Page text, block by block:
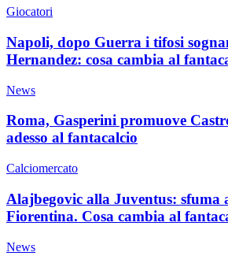
Giocatori
Napoli, dopo Guerra i tifosi
Hernandez: cosa cambia al
News
Roma, Gasperini promuove
adesso al fantacalcio
Calciomercato
Alajbegovic alla Juventus: sfuma
Fiorentina. Cosa cambia al
News